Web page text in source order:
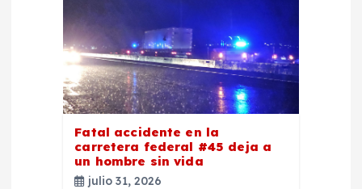
Fatal accidente en la
carretera federal #45 deja a
un hombre sin vida
julio 31, 2026